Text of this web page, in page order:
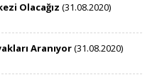
Olacağız (31.08.2020)
Aranıyor​(31.08.2020)